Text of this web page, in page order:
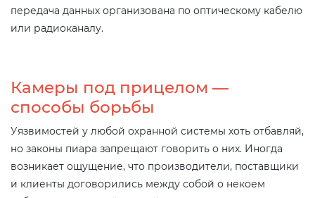
передача данных организована по оптическому кабелю
или радиоканалу.
Камеры под прицелом —
способы борьбы
Уязвимостей у любой охранной системы хоть отбавляй,
но законы пиара запрещают говорить о них. Иногда
возникает ощущение, что производители, поставщики
и клиенты договорились между собой о некоем